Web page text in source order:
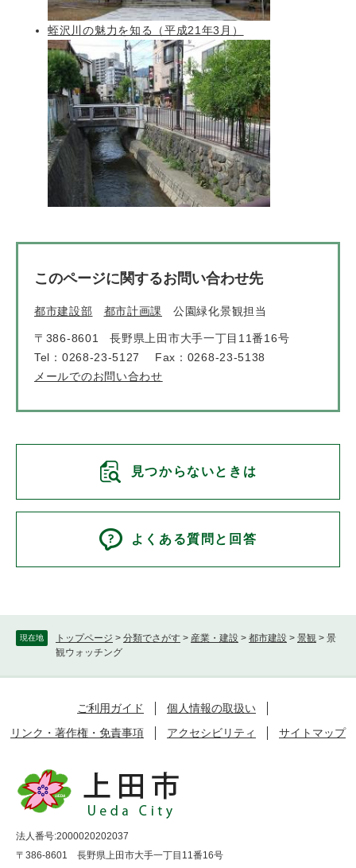
現在地 トップページ > 分類でさがす > 産業・建設 > 都市建設 > 景観 > 景
観ウォッチング
蛭沢川の魅力を知る（平成21年3月）
このページに関するお問い合わせ先
都市建設部 都市計画課 公園緑化景観担当
〒386-8601
長野県上田市大手一丁目11番16号
Tel：0268-23-5127
Fax：0268-23-5138
メールでのお問い合わせ
見つからないときは
よくある質問と回答
ご利用ガイド
個人情報の取扱い
リンク・著作権・免責事項
アクセシビリティ サイトマップ
法人番号:2000020202037
〒386-8601 長野県上田市大手一丁目11番16号